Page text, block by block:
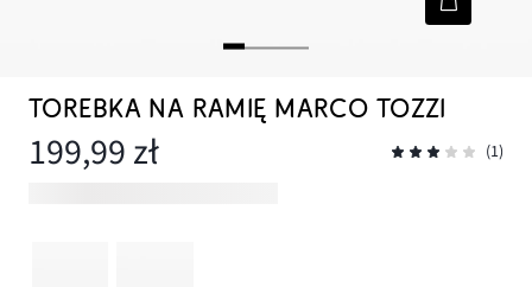
TOREBKA NA RAMIĘ MARCO TOZZI
199,99 zł (1)